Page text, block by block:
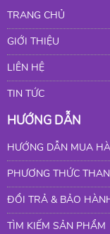
TRANG CHỦ
GIỚI THIỆU
LIÊN HỆ
TIN TỨC
HƯỚNG DẪN
HƯỚNG DẪN MUA
PHƯƠNG THỨC
ĐỔI TRẢ & BẢO
TÌM KIẾM SẢN PHẨM